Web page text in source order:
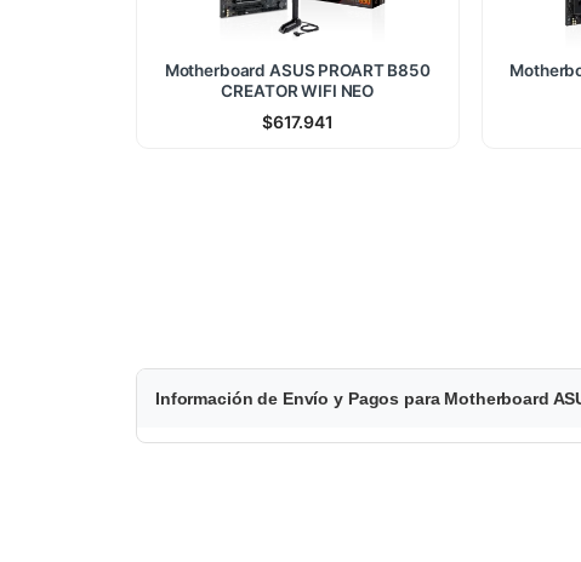
Motherboard ASUS PROART B850
CREATOR WIFI NEO
$617.941
$
2
Información de Envío y Pagos para Motherboard